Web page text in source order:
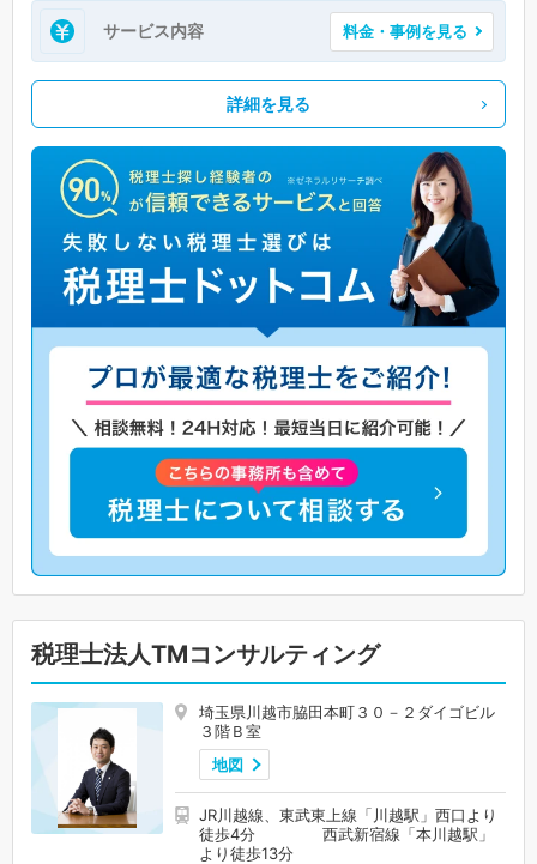
サービス内容 料金・事例を見る
詳細を見る
税理士法人TMコンサルティング
埼玉県川越市脇田本町３０－２ダイゴビル
３階Ｂ室
地図
JR川越線、東武東上線「川越駅」西口より
徒歩4分 西武新宿線「本川越駅」
より徒歩13分